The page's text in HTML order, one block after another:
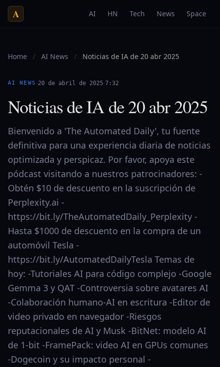
A AI HN Tech News Space
Home / AI News / Noticias de IA de 20 abr 2025
AI NEWS ·20 de abril de 2025·7:32
Noticias de IA de 20 abr 2025
Bienvenido a 'The Automated Daily', tu fuente
definitiva para una experiencia diaria de noticias
optimizada y perspicaz. Por favor, apoya este
pódcast visitando a nuestros patrocinadores: -
Obtén $10 de descuento en la suscripción de
Perplexity.ai -
https://bit.ly/TheAutomatedDaily_Perplexity -
Hasta $1000 de descuento en la compra de un
automóvil Tesla -
https://bit.ly/AutomatedDailyTesla Temas de
hoy: -Tutoriales AI para código complejo -Google
Gemma 3 y QAT -Controversia sobre avatares AI
-Colaboración humano-AI en escritura -Editor de
video privado en navegador -Riesgos
reputacionales de AI y Musk -BitNet: modelo AI
de 1-bit -FramePack: video AI en GPUs comunes
-Dogecoin y su impacto personal -